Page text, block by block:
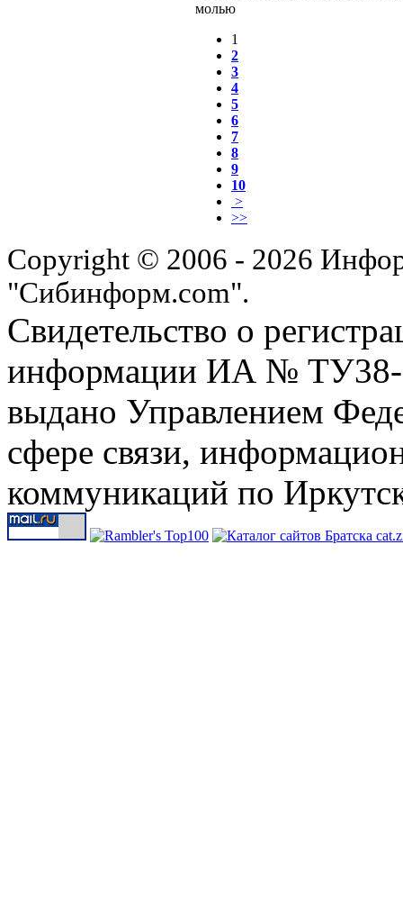
молью
1
2
3
4
5
6
7
8
9
10
>
>>
Copyright © 2006 - 2026
"Сибинформ.com".
Свидетельство о
информации ИА № ТУ38-
выдано Управлением
сфере связи,
коммуникаций по